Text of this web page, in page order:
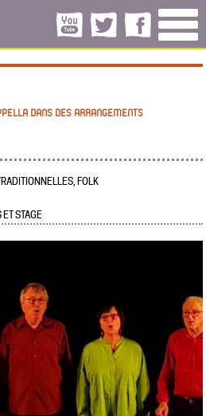
DANS DES ARRANGEMENTS
FOLK
STAGE